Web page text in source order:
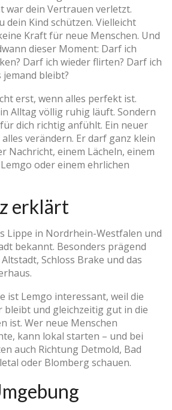
war dein Vertrauen verletzt.
dein Kind schützen. Vielleicht
Kraft für neue Menschen. Und
dieser Moment: Darf ich
Darf ich wieder flirten? Darf ich
jemand bleibt?
erst, wenn alles perfekt ist.
Alltag völlig ruhig läuft. Sondern
dich richtig anfühlt. Ein neuer
verändern. Er darf ganz klein
Nachricht, einem Lächeln, einem
oder einem ehrlichen
erklärt
Lippe in Nordrhein-Westfalen und
bekannt. Besonders prägend
Schloss Brake und das
ist Lemgo interessant, weil die
bleibt und gleichzeitig gut in die
ist. Wer neue Menschen
kann lokal starten – und bei
auch Richtung Detmold, Bad
oder Blomberg schauen.